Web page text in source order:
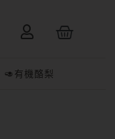
購
🥑有機酪梨